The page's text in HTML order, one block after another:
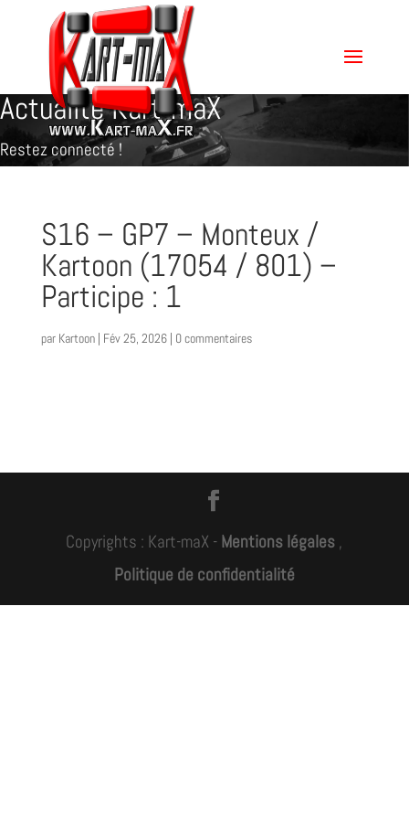
Actualité Kart-maX
Restez connecté !
S16 – GP7 – Monteux /
Kartoon (17054 / 801) –
Participe : 1
par Kartoon| Fév 25, 2026| 0 commentaires
Copyrights : Kart-maX - Mentions légales ,
Politique de confidentialité